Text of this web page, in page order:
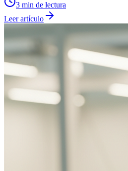
3 min de lectura
Leer artículo